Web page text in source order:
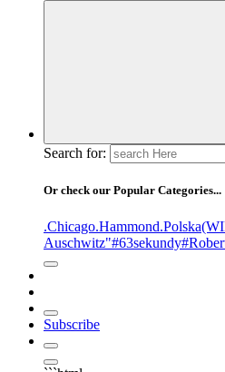
Search for:
Or check our Popular Categories...
.Chicago.Hammond.Polska
Auschwitz"#63sekundy
Subscribe